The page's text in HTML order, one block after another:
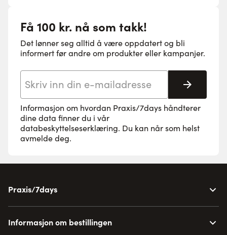
Få 100 kr. nå som takk!
Det lønner seg alltid å være oppdatert og bli
informert før andre om produkter eller kampanjer.
Informasjon om hvordan Praxis/7days håndterer
dine data finner du i vår
databeskyttelseserklæring. Du kan når som helst
avmelde deg.
Praxis/7days
Informasjon om bestillingen